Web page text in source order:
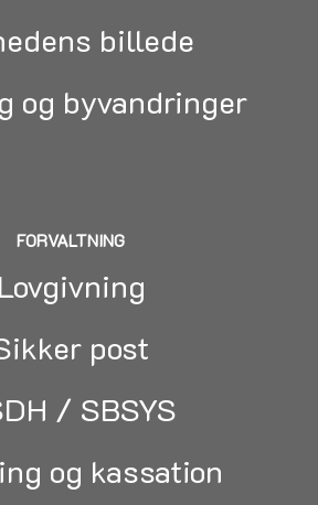
billede
og byvandringer
FORVALTNING
Lovgivning
post
/ SBSYS
og kassation